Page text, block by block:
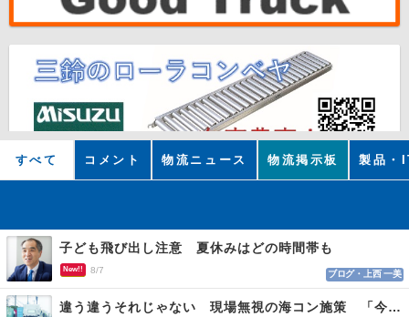
すべて コメント 物流ニュース 物流掲示板 製品・
子ども飛び出し注意 夏休みはどの時間帯も
New!! 8/7 ブログ・上西 一美
違う違うそれじゃない 現場無視の海コン施策 「今でも平均２～３時間は待つ」